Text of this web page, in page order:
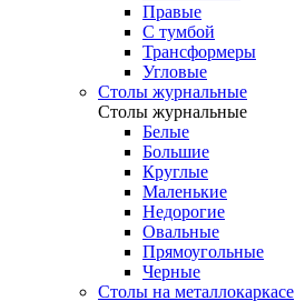
Правые
С тумбой
Трансформеры
Угловые
Столы журнальные
Столы журнальные
Белые
Большие
Круглые
Маленькие
Недорогие
Овальные
Прямоугольные
Черные
Столы на металлокаркасе